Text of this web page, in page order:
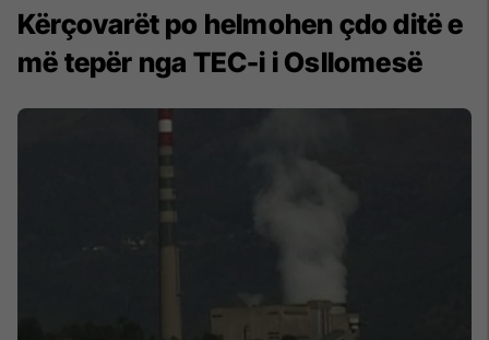
Kërçovarët po helmohen çdo ditë e
më tepër nga TEC-i i Osllomesë